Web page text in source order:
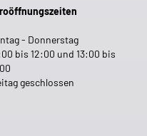
- Donnerstag
bis 12:00 und 13:00 bis
geschlossen